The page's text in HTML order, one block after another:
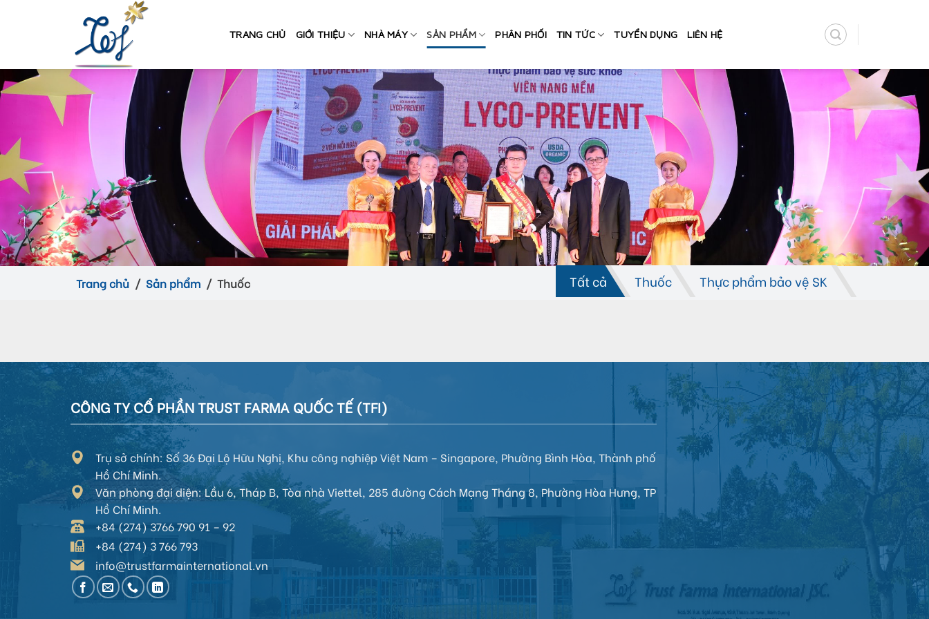
TRANG CHỦ GIỚI THIỆU NHÀ MÁY SẢN PHẨM PHÂN PHỐI TIN TỨC TUYỂN DỤNG LIÊN HỆ
Trang chủ Sản phẩm Thuốc Tất cả Thuốc Thực phẩm bảo vệ SK
CÔNG TY CỔ PHẦN TRUST FARMA QUỐC TẾ (TFI)
Trụ sở chính: Số 36 Đại Lộ Hữu Nghị, Khu công nghiệp Việt Nam – Singapore, Phường Bình Hòa, Thành phố
Hồ Chí Minh.
Văn phòng đại diện: Lầu 6, Tháp B, Tòa nhà Viettel, 285 đường Cách Mạng Tháng 8, Phường Hòa Hưng , TP
Hồ Chí Minh
+84 (274) 3766 790 91 – 92
+84 (274) 3 766 793
info@trustfarmainternational.vn